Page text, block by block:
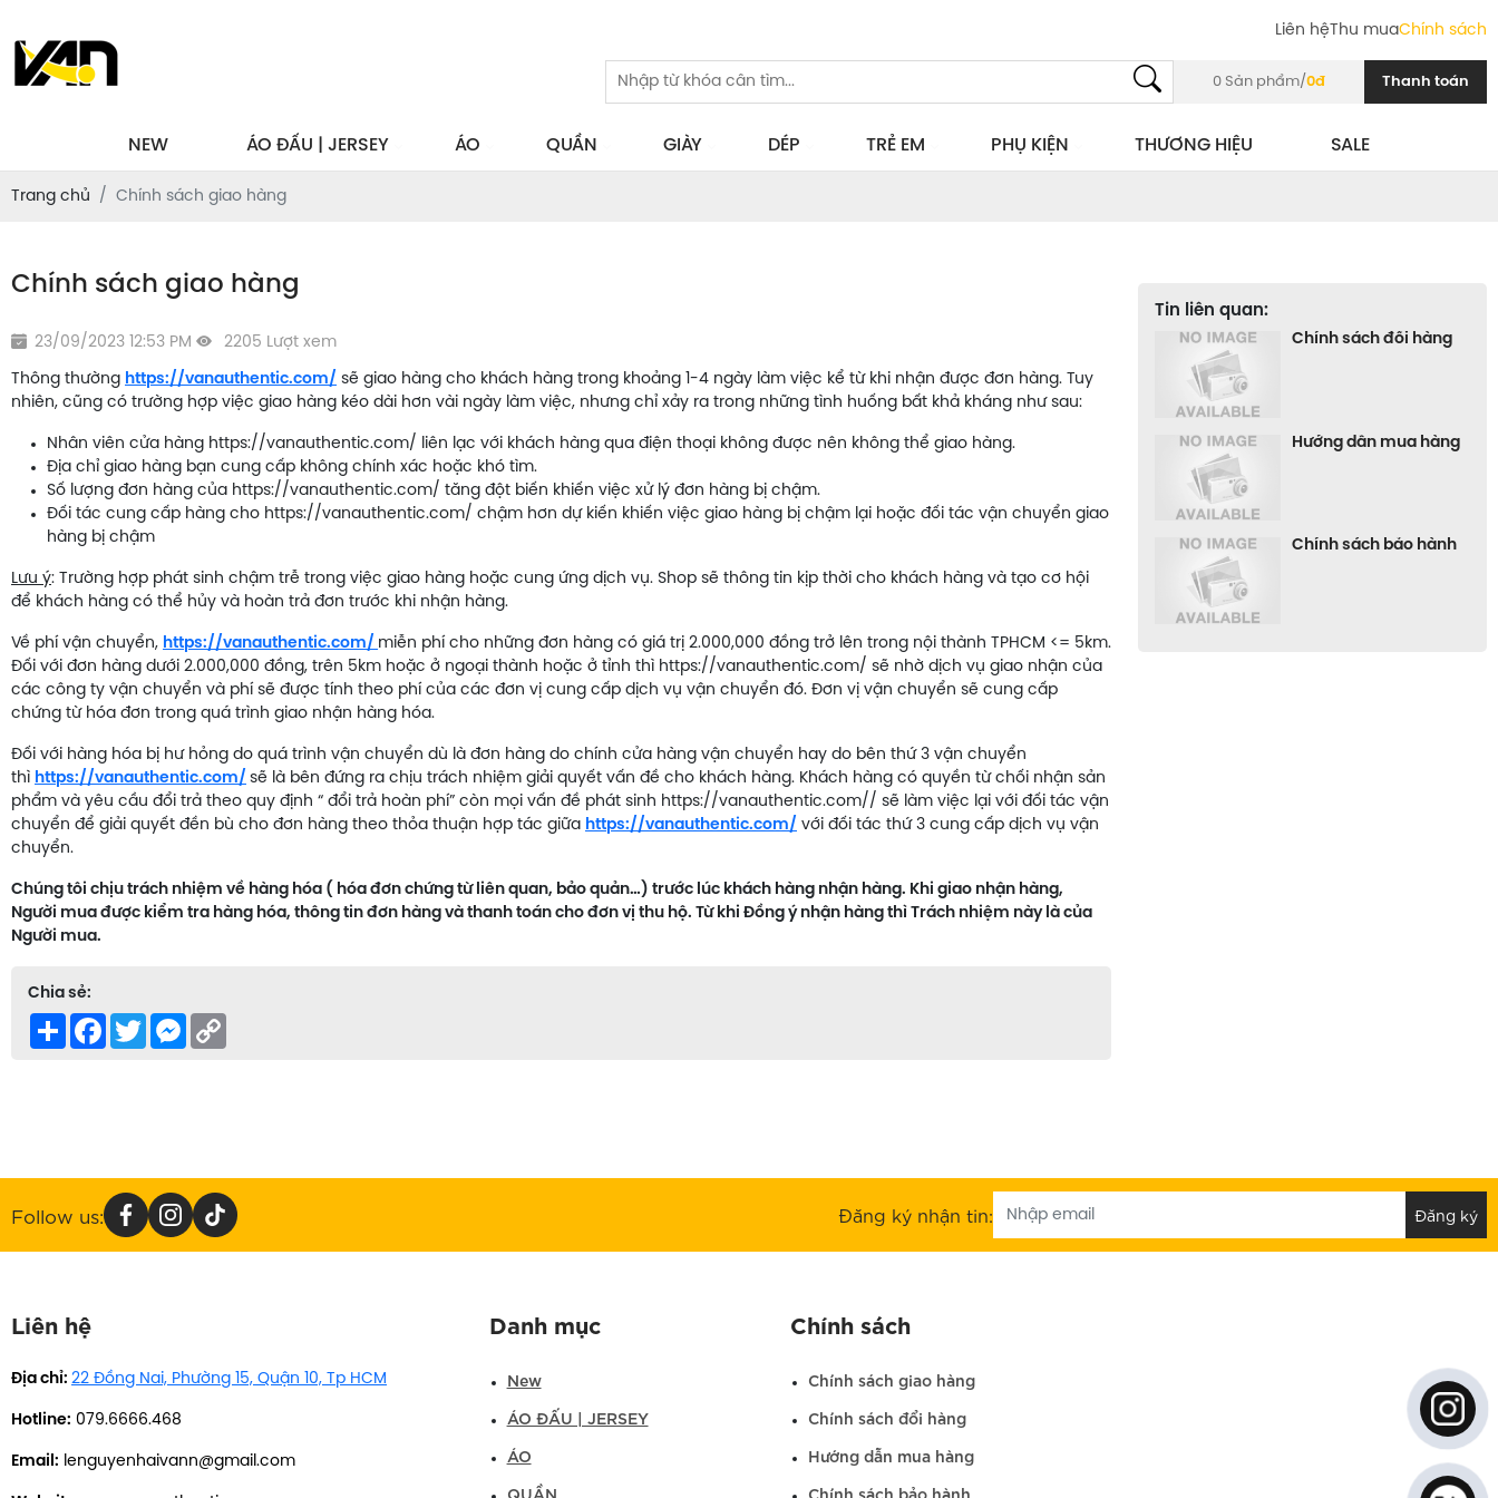
Liên hệThu muaChính sách
0 Sản phẩm/0đ Thanh toán
NEW ÁO ĐẤU | JERSEY ÁO QUẦN GIÀY DÉP TRẺ EM PHỤ KIỆN THƯƠNG HIỆU SALE
Trang chủ Chính sách giao hàng
Chính sách giao hàng
23/09/2023 12:53 PM 2205 Lượt xem
Thông thường https://vanauthentic.com/ sẽ giao hàng cho khách hàng trong khoảng 1-4 ngày làm việc kể từ khi nhận được đơn hàng. Tuy
nhiên, cũng có trường hợp việc giao hàng kéo dài hơn vài ngày làm việc, nhưng chỉ xảy ra trong những tình huống bất khả kháng như sau:
Nhân viên cửa hàng https://vanauthentic.com/ liên lạc với khách hàng qua điện thoại không được nên không thể giao hàng.
Địa chỉ giao hàng bạn cung cấp không chính xác hoặc khó tìm.
Số lượng đơn hàng của https://vanauthentic.com/ tăng đột biến khiến việc xử lý đơn hàng bị chậm.
Đối tác cung cấp hàng cho https://vanauthentic.com/ chậm hơn dự kiến khiến việc giao hàng bị chậm lại hoặc đối tác vận chuyển giao
hàng bị chậm
Lưu ý: Trường hợp phát sinh chậm trễ trong việc giao hàng hoặc cung ứng dịch vụ. Shop sẽ thông tin kịp thời cho khách hàng và tạo cơ hội
để khách hàng có thể hủy và hoàn trả đơn trước khi nhận hàng.
Về phí vận chuyển, https://vanauthentic.com/ miễn phí cho những đơn hàng có giá trị 2.000,000 đồng trở lên trong nội thành TPHCM <= 5km.
Đối với đơn hàng dưới 2.000,000 đồng, trên 5km hoặc ở ngoại thành hoặc ở tỉnh thì https://vanauthentic.com/ sẽ nhờ dịch vụ giao nhận của
các công ty vận chuyển và phí sẽ được tính theo phí của các đơn vị cung cấp dịch vụ vận chuyển đó. Đơn vị vận chuyển sẽ cung cấp
chứng từ hóa đơn trong quá trình giao nhận hàng hóa.
Đối với hàng hóa bị hư hỏng do quá trình vận chuyển dù là đơn hàng do chính cửa hàng vận chuyển hay do bên thứ 3 vận chuyển
thì https://vanauthentic.com/ sẽ là bên đứng ra chịu trách nhiệm giải quyết vấn đề cho khách hàng. Khách hàng có quyền từ chối nhận sản
phẩm và yêu cầu đổi trả theo quy định “ đổi trả hoàn phí” còn mọi vấn đề phát sinh https://vanauthentic.com// sẽ làm việc lại với đối tác vận
chuyển để giải quyết đền bù cho đơn hàng theo thỏa thuận hợp tác giữa https://vanauthentic.com/ với đối tác thứ 3 cung cấp dịch vụ vận
chuyển.
Chúng tôi chịu trách nhiệm về hàng hóa ( hóa đơn chứng từ liên quan, bảo quản…) trước lúc khách hàng nhận hàng. Khi giao nhận hàng,
Người mua được kiểm tra hàng hóa, thông tin đơn hàng và thanh toán cho đơn vị thu hộ. Từ khi Đồng ý nhận hàng thì Trách nhiệm này là của
Người mua.
Chia sẻ:
Share Facebook
TwitterMessenger
Tin liên quan:
Chính sách đổi hàng
Hướng dẫn mua hàng
Chính sách bảo hành
Follow us: Đăng ký nhận tin:
Liên hệ
Địa chỉ: 22 Đồng Nai, Phường 15, Quận 10, Tp HCM
Hotline: 079.6666.468
Email: lenguyenhaivann@gmail.com
Danh mục
New
ÁO ĐẤU | JERSEY
ÁO
QUẦN
Chính sách
Chính sách giao hàng
Chính sách đổi hàng
Hướng dẫn mua hàng
Chính sách bảo hành